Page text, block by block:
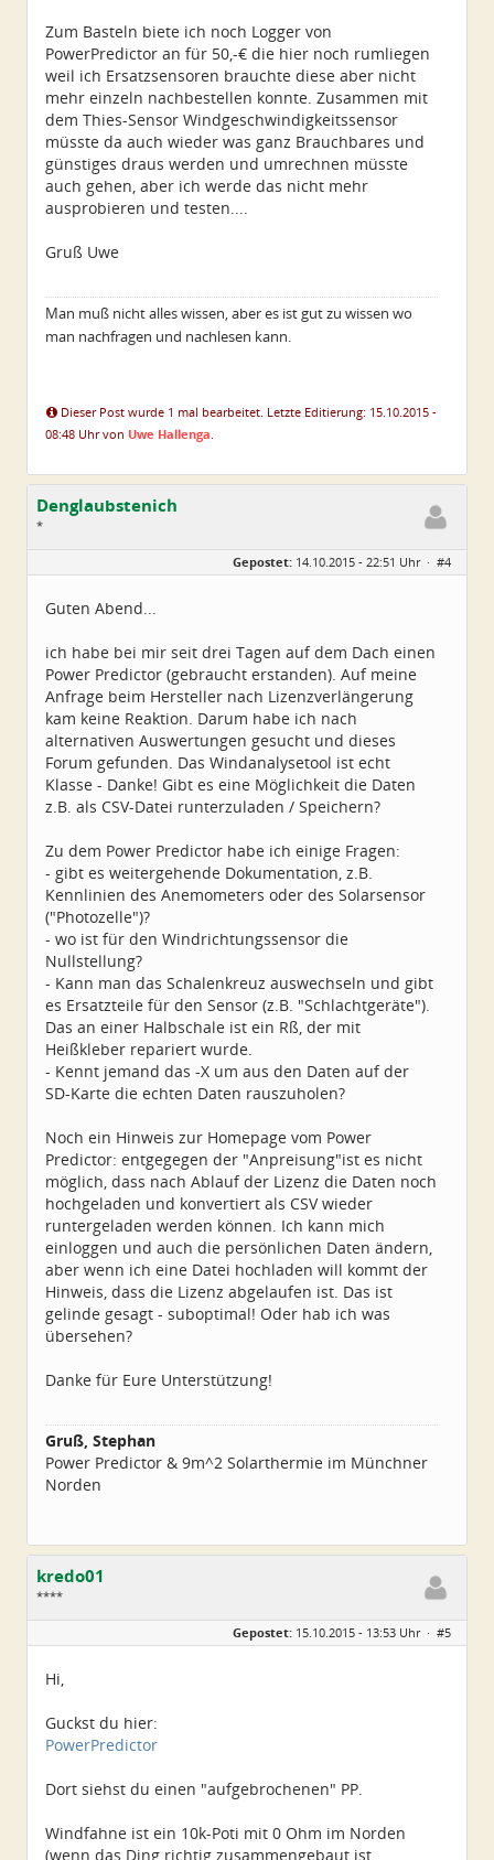
Zum Basteln biete ich noch Logger von
PowerPredictor an für 50,-€ die hier noch rumliegen
weil ich Ersatzsensoren brauchte diese aber nicht
mehr einzeln nachbestellen konnte. Zusammen mit
dem Thies-Sensor Windgeschwindigkeitssensor
müsste da auch wieder was ganz Brauchbares und
günstiges draus werden und umrechnen müsste
auch gehen, aber ich werde das nicht mehr
ausprobieren und testen....
Gruß Uwe
Man muß nicht alles wissen, aber es ist gut zu wissen wo
man nachfragen und nachlesen kann.
Dieser Post wurde 1 mal bearbeitet. Letzte Editierung: 15.10.2015 -
08:48 Uhr von Uwe Hallenga.
Denglaubstenich
*
Alter:
67
Dabei seit:
10 / 2015
Gepostet: 14.10.2015 - 22:51 Uhr · #4
Guten Abend...
ich habe bei mir seit drei Tagen auf dem Dach einen
Power Predictor (gebraucht erstanden). Auf meine
Anfrage beim Hersteller nach Lizenzverlängerung
kam keine Reaktion. Darum habe ich nach
alternativen Auswertungen gesucht und dieses
Forum gefunden. Das Windanalysetool ist echt
Klasse - Danke! Gibt es eine Möglichkeit die Daten
z.B. als CSV-Datei runterzuladen / Speichern?
Zu dem Power Predictor habe ich einige Fragen:
- gibt es weitergehende Dokumentation, z.B.
Kennlinien des Anemometers oder des Solarsensor
("Photozelle")?
- wo ist für den Windrichtungssensor die
Nullstellung?
- Kann man das Schalenkreuz auswechseln und gibt
es Ersatzteile für den Sensor (z.B. "Schlachtgeräte").
Das an einer Halbschale ist ein Rß, der mit
Heißkleber repariert wurde.
- Kennt jemand das -X um aus den Daten auf der
SD-Karte die echten Daten rauszuholen?
Noch ein Hinweis zur Homepage vom Power
Predictor: entgegegen der "Anpreisung"ist es nicht
möglich, dass nach Ablauf der Lizenz die Daten noch
hochgeladen und konvertiert als CSV wieder
runtergeladen werden können. Ich kann mich
einloggen und auch die persönlichen Daten ändern,
aber wenn ich eine Datei hochladen will kommt der
Hinweis, dass die Lizenz abgelaufen ist. Das ist
gelinde gesagt - suboptimal! Oder hab ich was
übersehen?
Danke für Eure Unterstützung!
Gruß, Stephan
Power Predictor & 9m^2 Solarthermie im Münchner
Norden
kredo01
****
Geschlecht:
Alter:
39
Dabei seit:
Gepostet: 15.10.2015 - 13:53 Uhr · #5
Hi,
Guckst du hier:
PowerPredictor
Dort siehst du einen "aufgebrochenen" PP.
Windfahne ist ein 10k-Poti mit 0 Ohm im Norden
(wenn das Ding richtig zusammengebaut ist,